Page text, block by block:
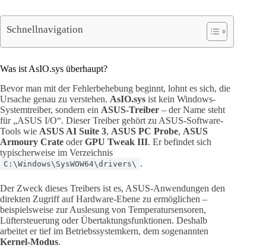
Schnellnavigation
Was ist AsIO.sys überhaupt?
Bevor man mit der Fehlerbehebung beginnt, lohnt es sich, die
Ursache genau zu verstehen. AsIO.sys ist kein Windows-
Systemtreiber, sondern ein ASUS-Treiber – der Name steht
für „ASUS I/O“. Dieser Treiber gehört zu ASUS-Software-
Tools wie ASUS AI Suite 3, ASUS PC Probe, ASUS
Armoury Crate oderGPU Tweak III. Er befindet sich
typischerweise im Verzeichnis
C:\Windows\SysWOW64\drivers\ .
Der Zweck dieses Treibers ist es, ASUS-Anwendungen den
direkten Zugriff auf Hardware-Ebene zu ermöglichen –
beispielsweise zur Auslesung von Temperatursensoren,
Lüftersteuerung oder Übertaktungsfunktionen. Deshalb
arbeitet er tief im Betriebssystemkern, dem sogenannten
Kernel-Modus.